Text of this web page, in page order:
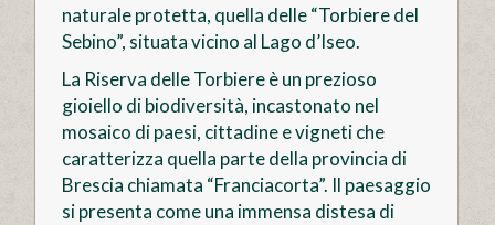
naturale protetta, quella delle “Torbiere del
Sebino”, situata vicino al Lago d’Iseo.
La Riserva delle Torbiere è un prezioso
gioiello di biodiversità, incastonato nel
mosaico di paesi, cittadine e vigneti che
caratterizza quella parte della provincia di
Brescia chiamata “Franciacorta”. Il paesaggio
si presenta come una immensa distesa di